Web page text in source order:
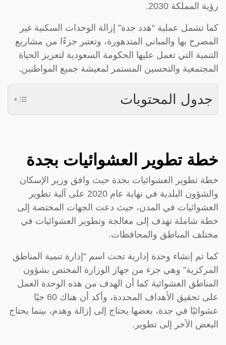
رؤية المملكة 2030.
كما تشمل عملية “هدد جدة” إزالة الوحدات السكنية غير
المصرح بها والمباني المتدهورة، وتعتبر جزءًا من مشاريع
التنمية التي تعمل عليها الحكومة السعودية لتعزيز الحياة
المجتمعية والتحسين المستمر لمعيشة جميع المواطنين.
جدول المحتويات
خطة تطوير العشوائيات بجدة
خطة تطوير العشوائيات بجدة حيث وافق وزير الإسكان
والشؤون البلدية في نهاية عام 2020 على آلية تطوير
العشوائيات في المدن، حيث دعت الجهات المختصة إلى
خطة شاملة تهدف إلى معالجة وتطوير العشوائيات في
مختلف المناطق والمحافظات.
كما تم إنشاء وحدة إدارية تحت اسم “إدارة تنمية المناطق
المركزية” وهي جزء من جهاز الوزارة المختص بشؤون
المناطق العشوائية كما أن الهدف من هذه الوحدة العمل
على تحقيق الأهداف المحددة، وأكد أن هناك 60 حيًا
عشوائيًا في جدة، بعضها يحتاج إلى إزالة وهدم، بينما يحتاج
البعض الآخر إلى تطوير.